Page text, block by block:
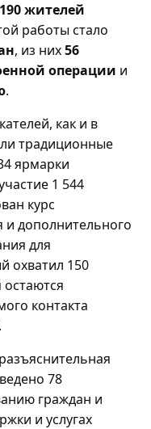
жителей
работы стало
, из них56
операции и
.
как и в
традиционные
ярмарки
1 544
курс
дополнительного
для
охватил 150
контакта
78
ю граждан и
и услугах